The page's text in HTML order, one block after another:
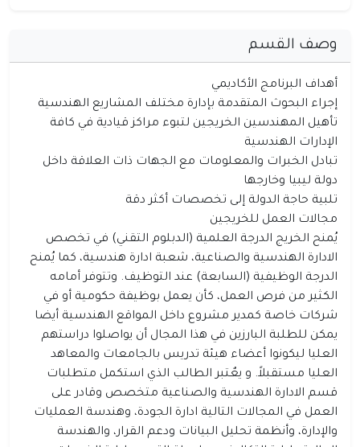
وصف القسم
أهداف البرنامج الأكاديمي
إجراء البحوث المتقدمة بإدارة مختلف المشاريع الهندسية
تأهيل المهندسين الخريجين لتبوء مراكز قيادية في كافة
الإدارات الهندسية
تبادل الخبرات والمعلومات مع الجهات ذات العلاقة داخل
دولة ليبيا وخارجها
تلبية حاجة الدولة إلى تخصصات أكثر دقة
مجالات العمل للخريجين
يُمنح الخريج الدرجة العلمية (الدبلوم التقني) في تخصص
الادارة الهندسية والصناعية، شعبة ادارة هندسية، كما يُمنح
الدرجة الوظيفية (السابعة) عند التوظيف. وتتوفر أمامه
الكثير من فرص العمل، كأن يعمل بوظيفة حكومية أو في
شركات خاصة كمدير مشروع داخل المواقع الهندسية أيضا
يمكن للطلبة البارزين في هذا المجال أن يواصلوا دراستهم
العليا ليكونوا أعضاء هيئة تدريس بالجامعات والمعاهد
العليا مستقبلاً. و يعٌتبر الطالب الذي استكمل متطلبات
قسم الادارة الهندسية والصناعية متخصص وقادر على
العمل في المجالات التالية ادارة الجودة، وهندسة العمليات
والإدارة، وأنظمة تحليل البيانات ودعم القرار، والهندسة